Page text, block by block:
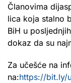
Članovima
lica koja stalno
BiH u
dokaz da su
Za učešće na
na:https://bit.ly/